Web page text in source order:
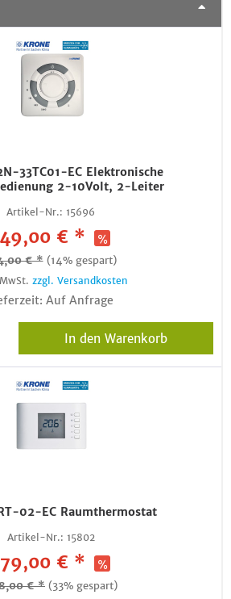
33TC01-EC Elektronische
2-10Volt, 2-Leiter
Artikel-Nr.: 15696
€ *
€ * (14% gespart)
zzgl. Versandkosten
Auf Anfrage
In den Warenkorb
02-EC Raumthermostat
Artikel-Nr.: 15802
€ *
€ * (33% gespart)